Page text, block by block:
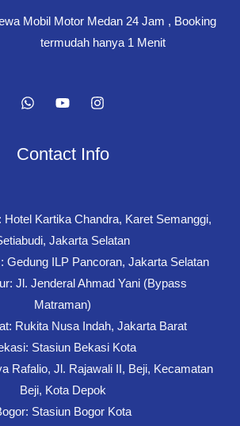
Mobil Motor Medan 24 Jam , Booking
termudah hanya 1 Menit
Contact Info
Hotel Kartika Chandra, Karet Semanggi,
Jakarta Selatan
Gedung ILP Pancoran, Jakarta Selatan
Jl. Jenderal Ahmad Yani (Bypass
Matraman)
Rukita Nusa Indah, Jakarta Barat
Stasiun Bekasi Kota
Rafalio, Jl. Rajawali II, Beji, Kecamatan
Beji, Kota Depok
Stasiun Bogor Kota